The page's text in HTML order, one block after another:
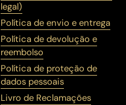
legal)
Política de envio e entrega
Política de devolução e
reembolso
Política de proteção de
dados pessoais
Livro de Reclamações